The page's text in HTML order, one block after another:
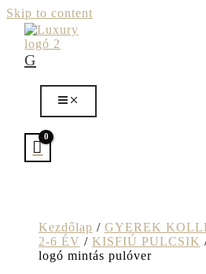
Skip to content
G
Kezdőlap / GYEREK
2-6 ÉV / KISFIÚ PULCSIK
logó mintás pulóver